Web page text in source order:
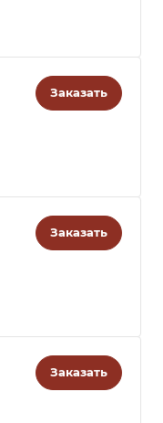
Заказать
Заказать
Заказать